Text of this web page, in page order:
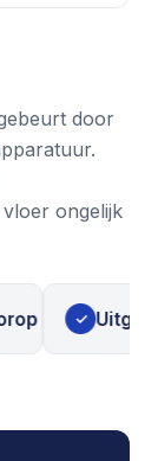
door
ongelijk